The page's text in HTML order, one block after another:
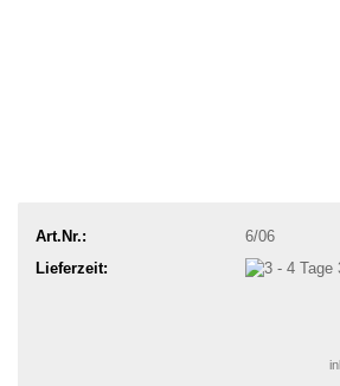
Art.Nr.:
6/06
Lieferzeit: